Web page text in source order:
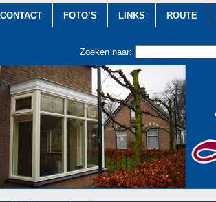
CONTACT FOTO’S LINKS ROUTE
Zoeken naar: